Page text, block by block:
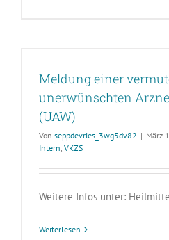
Meldung einer
unerwünschten
(UAW)
Von seppdevries_3wg5dv82 | März
Intern, VKZS
Weitere Infos unter:
Weiterlesen